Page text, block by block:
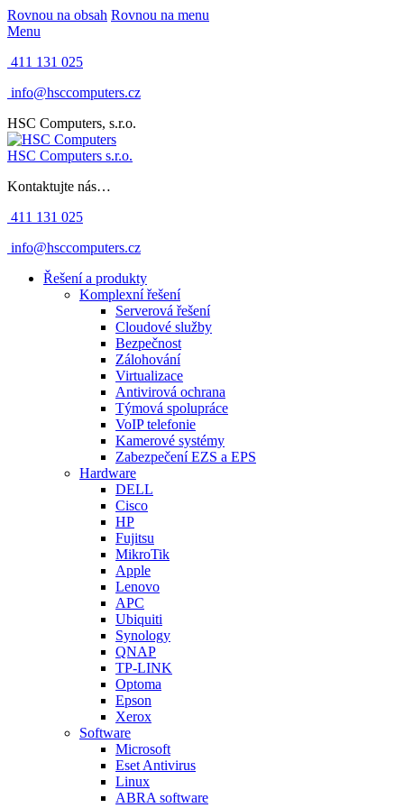
Rovnou na obsah Rovnou na menu
Menu
411 131 025
info@hsccomputers.cz
HSC Computers, s.r.o.
HSC Computers s.r.o.
Kontaktujte nás…
411 131 025
info@hsccomputers.cz
Řešení a produkty
Komplexní řešení
Serverová řešení
Cloudové služby
Bezpečnost
Zálohování
Virtualizace
Antivirová ochrana
Týmová spolupráce
VoIP telefonie
Kamerové systémy
Zabezpečení EZS a EPS
Hardware
DELL
Cisco
HP
Fujitsu
MikroTik
Apple
Lenovo
APC
Ubiquiti
Synology
QNAP
TP-LINK
Optoma
Epson
Xerox
Software
Microsoft
Eset Antivirus
Linux
ABRA software